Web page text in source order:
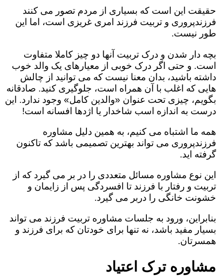
حقیقت این است که بسیاری از مردم تصور می کنند
فرزندپروری و تربیت فرزند امری غریزی است، اما این
طور نیست.
بچه دار شدن و درک تربیت آنها دو چیز کاملا متفاوت
است. و حتی اگر درک خوبی از معیارهای یک والد خوب
داشته باشید، بدان معنا نیست که می توانید از چالش
هایی که اغلب با آن همراه است، جلوگیری کنید. صادقانه
بگویم، چیزی تحت عنوان «والدین کامل» وجود ندارد. این
درست به اندازه اسب شاخدار یا اژدها افسانه است!
همه ما اشتباه می کنیم، به همین دلیل مشاوره
فرزندپروری می تواند بهترین تصمیمی باشد که تاکنون
گرفته اید.
این نوع مشاوره مسائل متعددی را در بر می گیرد که از
تربیت و رفتار با فرزند تا افسردگی پس از زایمان و
خشونت خانگی را دربر می گیرد.
بنابراین، ورود به جلسات مشاوره تربیت فرزند می تواند
بسیار مفید باشد، نه تنها برای خودتان که برای فرزند و
همسرتان.
مشاوره ترک اعتیاد